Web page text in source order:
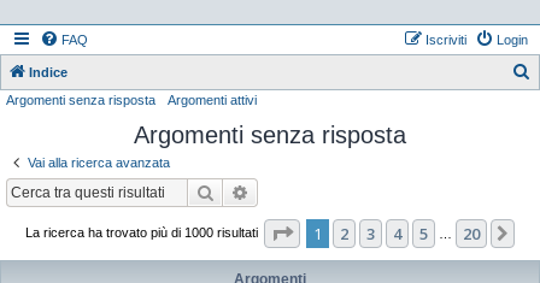
FAQ Login
Iscriviti
Indice
Argomenti senza risposta Argomenti attivi
Argomenti senza risposta
Vai alla ricerca avanzata
Cerca
La ricerca ha trovato più di 1000 risultati Pagina di 20
1 2 3 4 5 20
Argomenti